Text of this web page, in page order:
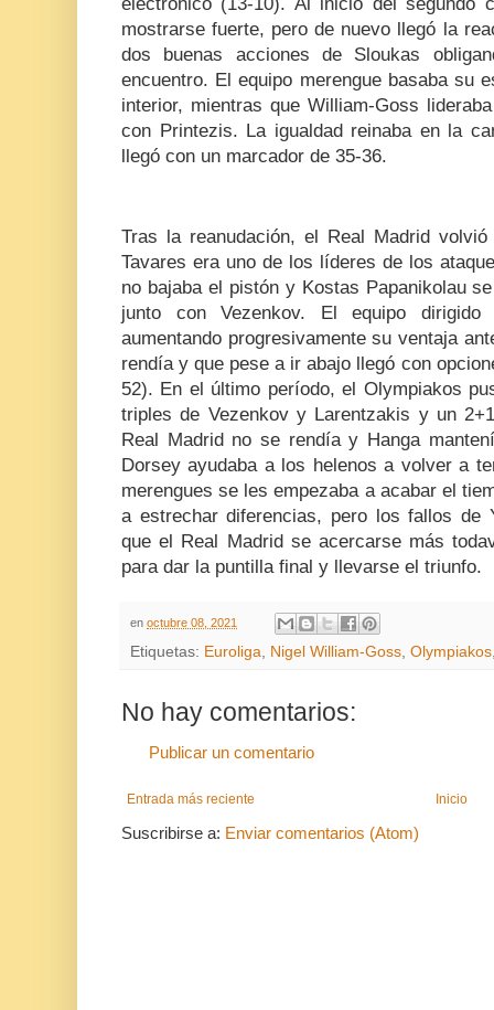
electrónico (13-10). Al inicio del segundo
mostrarse fuerte, pero de nuevo llegó la
dos buenas acciones de Sloukas
encuentro. El equipo merengue basaba su
interior, mientras que William-Goss
con Printezis. La igualdad reinaba en la
llegó con un marcador de 35-36.
Tras la reanudación, el Real Madrid
Tavares era uno de los líderes de los
no bajaba el pistón y Kostas Papanikolau
junto con Vezenkov. El equipo
aumentando progresivamente su ventaja
rendía y que pese a ir abajo llegó con
52). En el último período, el Olympiakos
triples de Vezenkov y Larentzakis y un
Real Madrid no se rendía y Hanga
Dorsey ayudaba a los helenos a volver a
merengues se les empezaba a acabar el
a estrechar diferencias, pero los fallos de
que el Real Madrid se acercarse más
para dar la puntilla final y llevarse el triunfo.
en octubre 08, 2021
Etiquetas: Euroliga, Nigel William-Goss, Olympiakos
No hay comentarios:
Publicar un comentario
Entrada más reciente Inicio
Suscribirse a: Enviar comentarios (Atom)